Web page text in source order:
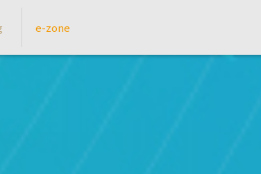
e-zone